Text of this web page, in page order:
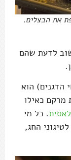
את הבצלים.
לדעת שהם
הדגנים) הוא
מרקם כאילו
. כל מי
החג,